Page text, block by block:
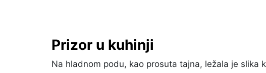
Prizor u kuhinji
Na hladnom podu, kao prosuta tajna, ležala je slika